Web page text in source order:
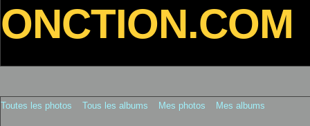
ONCTION.COM
Toutes les photos Tous les albums Mes photos Mes albums